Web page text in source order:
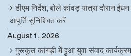
डीएम निर्देश, बोले कांवड़ यात्रा दौरान
आपूर्ति सुनिश्चित करें
August 1, 2026
गुरूकुल कांगड़ी में हुआ युवा संवाद